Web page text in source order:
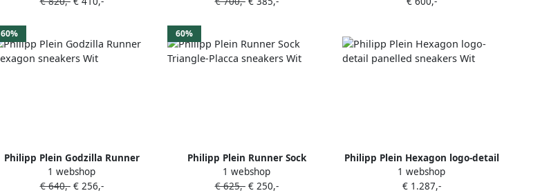
60%
Philipp Plein Godzilla Runner
Hexagon sneakers Wit
1 webshop
€ 640,-€ 256,-
60%
Philipp Plein Runner Sock
Triangle-Placca sneakers Wit
1 webshop
€ 625,-€ 250,-
Philipp Plein Hexagon logo-detail
panelled sneakers Wit
1 webshop
€ 1.287,-